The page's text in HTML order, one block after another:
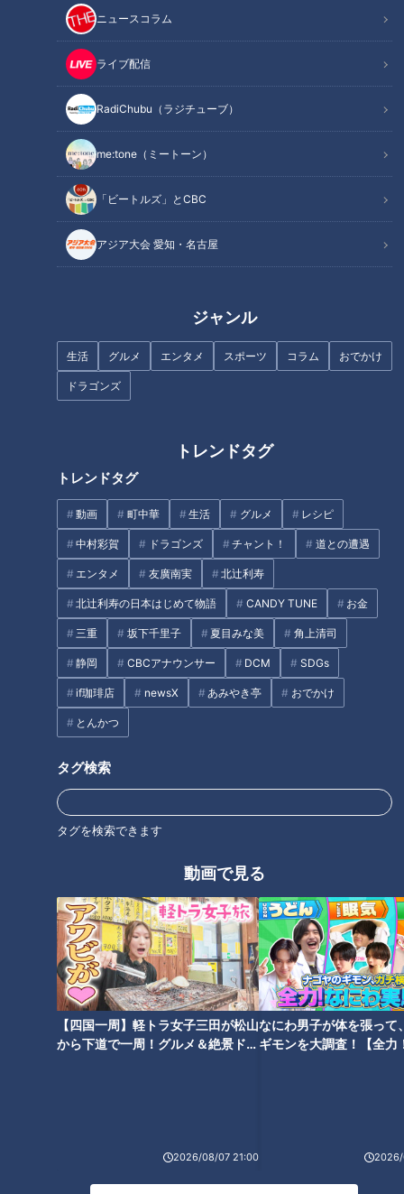
ニュースコラム
ライブ配信
RadiChubu（ラジチューブ）
me:tone（ミートーン）
「ビートルズ」とCBC
アジア大会 愛知・名古屋
ジャンル
生活 グルメ エンタメ スポーツ コラム おでかけ
ドラゴンズ
トレンドタグ
トレンドタグ
動画 町中華 生活 グルメ レシピ
中村彩賀 ドラゴンズ チャント！ 道との遭遇
エンタメ 友廣南実 北辻利寿
北辻利寿の日本はじめて物語 CANDY TUNE お金
三重 坂下千里子 夏目みな美 角上清司
静岡 CBCアナウンサー DCM SDGs
if珈琲店 newsX あみやき亭 おでかけ
とんかつ
タグ検索
タグを検索できます
動画で見る
【四国一周】軽トラ女子三田が松山
から下道で一周！グルメ＆絶景ドラ
2026/08/07 21:00
なにわ男子が体を張って
ギモンを大調査！【全力
2026/
我が家のペットにもやってき
た、それぞれの秋。
彼女がくれたお気に入りのパン
ピエロと呼ばれた息子のため
に 配信に込めた両親の想い
歓楽街で生きる女性社長、不動
産で見えた「夜の街の現実」
元SKE48と“セルフプロデュー
ドキュメンタリー ウクライナ チャント！
オススメ関連コンテンツ
覚えた日本語は「大丈夫」ウク
ライナから避難してきた家族の
仕事と子育て
「ウクライナだけ特別」「不平
等」‥命の格差なのか？ミャン
マー避難民の叫び “難民鎖国”ニ
ッポンの現実とは！？
13年間働いた会社を辞めて‥ウ
クライナ避難民の身元保証人に
“主婦の決断”